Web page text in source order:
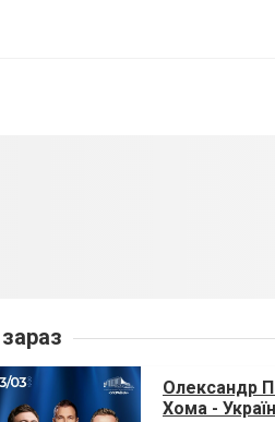
зараз
Олександр
Хома -